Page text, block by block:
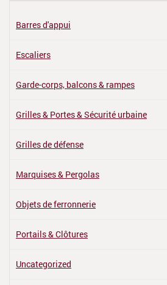
Barres d'appui
Escaliers
Garde-corps, balcons & rampes
Grilles & Portes & Sécurité urbaine
Grilles de défense
Marquises & Pergolas
Objets de ferronnerie
Portails & Clôtures
Uncategorized